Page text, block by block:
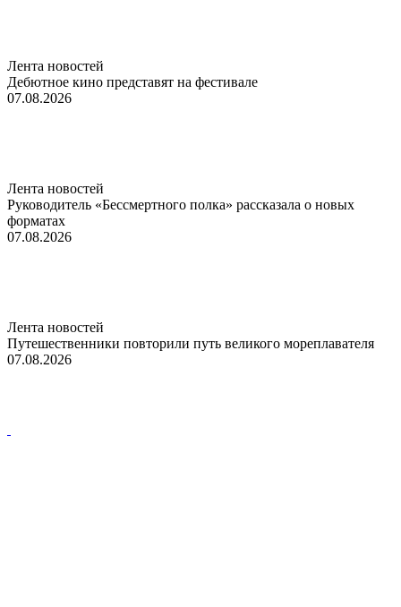
Лента новостей
Дебютное кино представят на фестивале
07.08.2026
Лента новостей
Руководитель «Бессмертного полка» рассказала о новых
форматах
07.08.2026
Лента новостей
Путешественники повторили путь великого мореплавателя
07.08.2026